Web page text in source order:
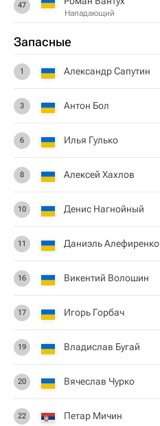
47
Нападающий
Запасные
1 Александр Сапутин
3 Антон Бол
6 Илья Гулько
8 Алексей Хахлов
10 Денис Нагнойный
11 Даниэль Алефиренко
16 Викентий Волошин
17 Игорь Горбач
19 Владислав Бугай
20 Вячеслав Чурко
22 Петар Мичин